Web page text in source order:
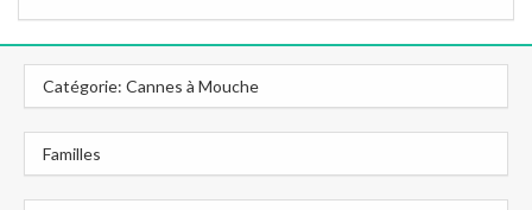
Catégorie: Cannes à Mouche
Familles